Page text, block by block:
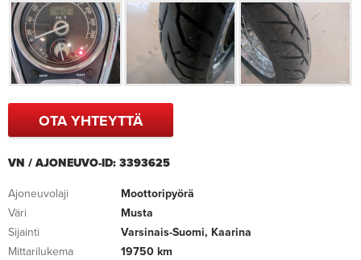
OTA YHTEYTTÄ
VN / AJONEUVO-ID: 3393625
Ajoneuvolaji
Moottoripyörä
Väri
Musta
Sijainti
Varsinais-Suomi, Kaarina
Mittarilukema
19750 km